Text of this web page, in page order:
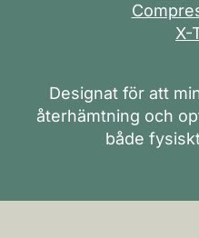
X-
Designat för att
återhämtning och
både